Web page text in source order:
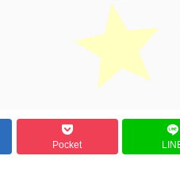
Pocket